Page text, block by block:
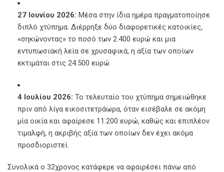
27 Ιουνίου 2026: Μέσα στην ίδια ημέρα πραγματοποίησε
διπλό χτύπημα. Διέρρηξε δύο διαφορετικές κατοικίες,
«σηκώνοντας» το ποσό των 2.400 ευρώ και μια
εντυπωσιακή λεία σε χρυσαφικά, η αξία των οποίων
εκτιμάται στις 24.500 ευρώ.
4 Ιουλίου 2026: Το τελευταίο του χτύπημα σημειώθηκε
πριν από λίγα εικοσιτετράωρα, όταν εισέβαλε σε ακόμη
μία οικία και αφαίρεσε 11.200 ευρώ, καθώς και επιπλέον
τιμαλφή, η ακριβής αξία των οποίων δεν έχει ακόμα
προσδιοριστεί.
Συνολικά ο 32χρονος κατάφερε να αφαιρέσει πάνω από